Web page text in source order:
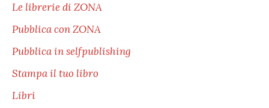
Le librerie di ZONA
Pubblica con ZONA
Pubblica in selfpublishing
Stampa il tuo libro
Libri